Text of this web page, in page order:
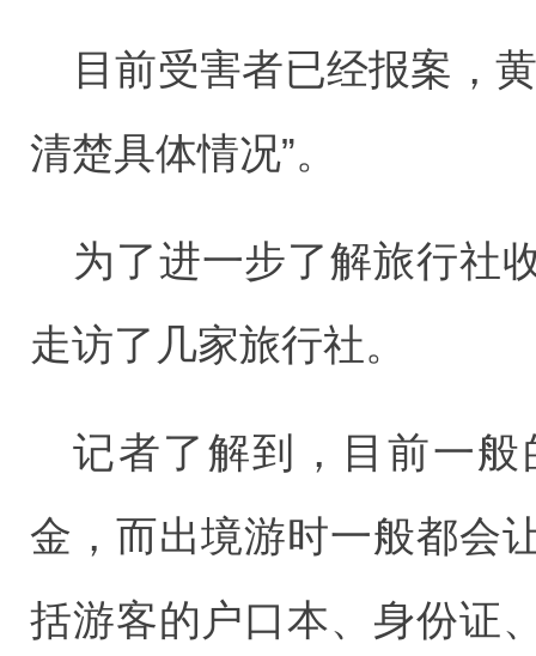
目前受害者已经报案，
清楚具体情况”。
为了进一步了解旅行社
走访了几家旅行社。
记者了解到，目前一
金，而出境游时一般都会
括游客的户口本、身份证